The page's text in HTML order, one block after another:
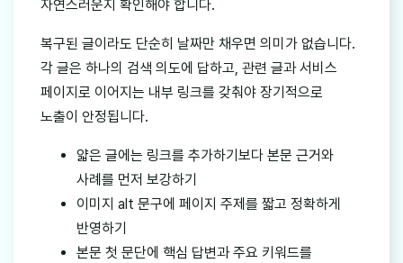
자연스러운지 확인해야 합니다.
복구된 글이라도 단순히 날짜만 채우면 의미가 없습니다.
각 글은 하나의 검색 의도에 답하고, 관련 글과 서비스
페이지로 이어지는 내부 링크를 갖춰야 장기적으로
노출이 안정됩니다.
얇은 글에는 링크를 추가하기보다 본문 근거와
사례를 먼저 보강하기
이미지 alt 문구에 페이지 주제를 짧고 정확하게
반영하기
본문 첫 문단에 핵심 답변과 주요 키워드를